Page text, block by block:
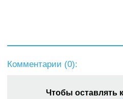
Комментарии (0):
Чтобы оставлять